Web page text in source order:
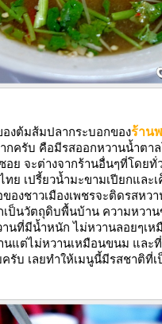
งต้มส้มปลากระบอกของร้าน
กครับ คือมีรสออกหวานน้ำตา
ย จะต่างจากร้านอื่นๆที่โดยทั่
ทย เปรี้ยวน้ำมะขามเปียกแล
ของชาวเมืองเพชรจะติดรสหว
ป็นวัตถุดิบพื้นบ้าน ความหวา
านที่มีน้ำหนัก ไม่หวานลอยๆเ
นแต่ไม่หวานเหมือนขนม และ
รับ เลยทำให้เมนูนี้มีรสชาติที่